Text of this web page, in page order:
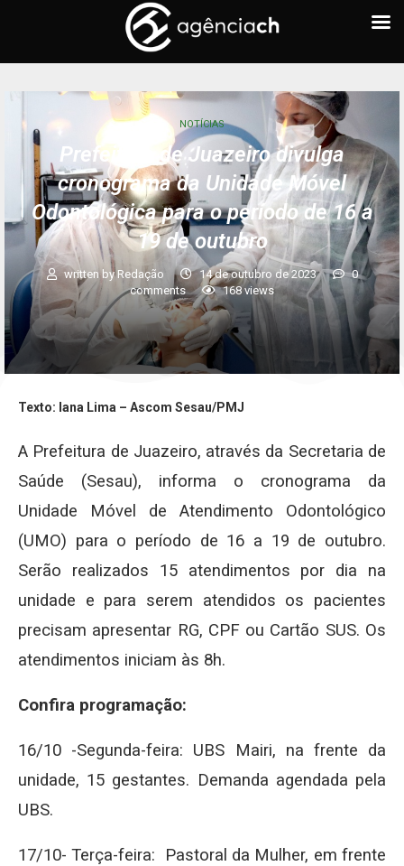
NOTÍCIAS
Prefeitura de Juazeiro divulga
cronograma da Unidade Móvel
Odontológica para o período de 16 a
19 de outubro
written byRedação 14 de outubro de 2023
0
comments
168views
Texto: Iana Lima – Ascom Sesau/PMJ
A Prefeitura de Juazeiro, através da Secretaria de
Saúde (Sesau), informa o cronograma da
Unidade Móvel de Atendimento Odontológico
(UMO) para o período de 16 a 19 de outubro.
Serão realizados 15 atendimentos por dia na
unidade e para serem atendidos os pacientes
precisam apresentar RG, CPF ou Cartão SUS. Os
atendimentos iniciam às 8h.
Confira programação:
16/10 -Segunda-feira: UBS Mairi, na frente da
unidade, 15 gestantes. Demanda agendada pela
UBS.
17/10- Terça-feira: Pastoral da Mulher, em frente